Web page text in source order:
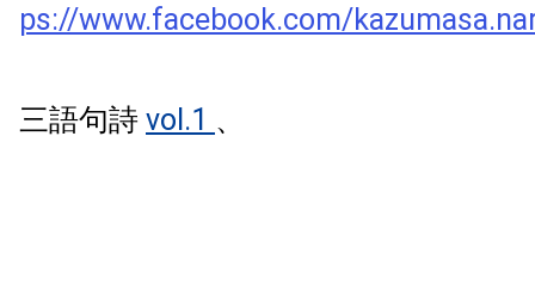
ps://www.facebook.com/
三語句詩 vol.1 、